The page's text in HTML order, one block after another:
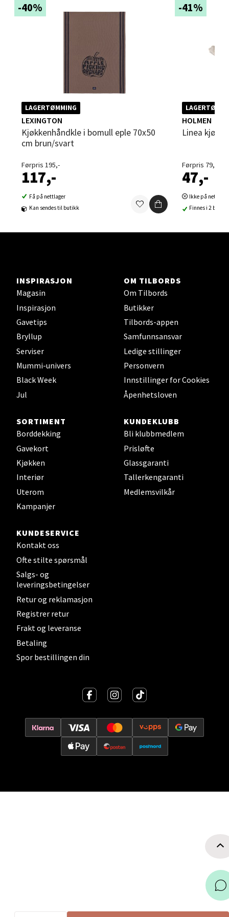
-40%
LAGERTØMMING
LEXINGTON
Kjøkkenhåndkle i bomull eple 70x50
cm brun/svart
Førpris 195,-
117,-
Få på nettlager
Kan sendes til butikk
-41%
HOLMEN
Linea
Førpris 79,-
47,-
Ikke på
Finnes i 2
INSPIRASJON
Magasin
Inspirasjon
Gavetips
Bryllup
Serviser
Mummi-univers
Black Week
Jul
OM TILBORDS
Om Tilbords
Butikker
Tilbords-appen
Samfunnsansvar
Ledige stillinger
Personvern
Innstillinger for Cookies
Åpenhetsloven
SORTIMENT
Borddekking
Gavekort
Kjøkken
Interiør
Uterom
Kampanjer
KUNDEKLUBB
Bli klubbmedlem
Prisløfte
Glassgaranti
Tallerkengaranti
Medlemsvilkår
KUNDESERVICE
Kontakt oss
Ofte stilte spørsmål
Salgs- og
leveringsbetingelser
Retur og reklamasjon
Registrer retur
Frakt og leveranse
Betaling
Spor bestillingen din
Bergen - Thon Senter Sartor
Sartorvegen 12, 5353 Straume
Trondheim - Sirkus Shopping
Falkenborgveien 5, 7044 Trondheim
Åpent i dag 09-21
Ski Storsenter, Jernbanesvingen 6, 1400 Ski
Åpent i dag 10-21
0 i butikk
Sortland - Sortland Storsenter
Strangata 26, 8400 Sortland
Åpent i dag 10-19
0 i butikk
Velg
Steinkjer - Thon Senter Steinkjer
Åpent i dag 10-20
0 i butikk
Leirvik - Stord
Åpent i dag 10-17
Oslo - Thon Senter Storo